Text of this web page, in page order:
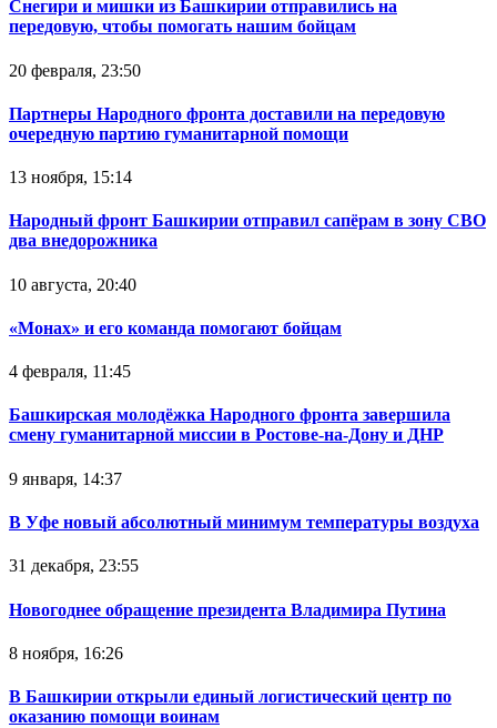
Снегири и мишки из Башкирии отправились на
передовую, чтобы помогать нашим бойцам
20 февраля, 23:50
Партнеры Народного фронта доставили на передовую
очередную партию гуманитарной помощи
13 ноября, 15:14
Народный фронт Башкирии отправил сапёрам в зону СВО
два внедорожника
10 августа, 20:40
«Монах» и его команда помогают бойцам
4 февраля, 11:45
Башкирская молодёжка Народного фронта завершила
смену гуманитарной миссии в Ростове-на-Дону и ДНР
9 января, 14:37
В Уфе новый абсолютный минимум температуры воздуха
31 декабря, 23:55
Новогоднее обращение президента Владимира Путина
8 ноября, 16:26
В Башкирии открыли единый логистический центр по
оказанию помощи воинам